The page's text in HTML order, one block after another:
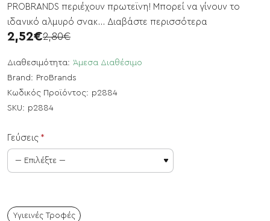
Διαθεσιμότητα: Άμεσα Διαθέσιμο
Brand: ProBrands
Κωδικός Προϊόντος: p2884
SKU: p2884
2,52€2,80€
Γεύσεις
PROBRANDS περιέχουν πρωτεϊνη! Μπορεί να γίνουν το
ιδανικό αλμυρό σνακ... Διαβάστε περισσότερα
Υγιεινές Τροφές